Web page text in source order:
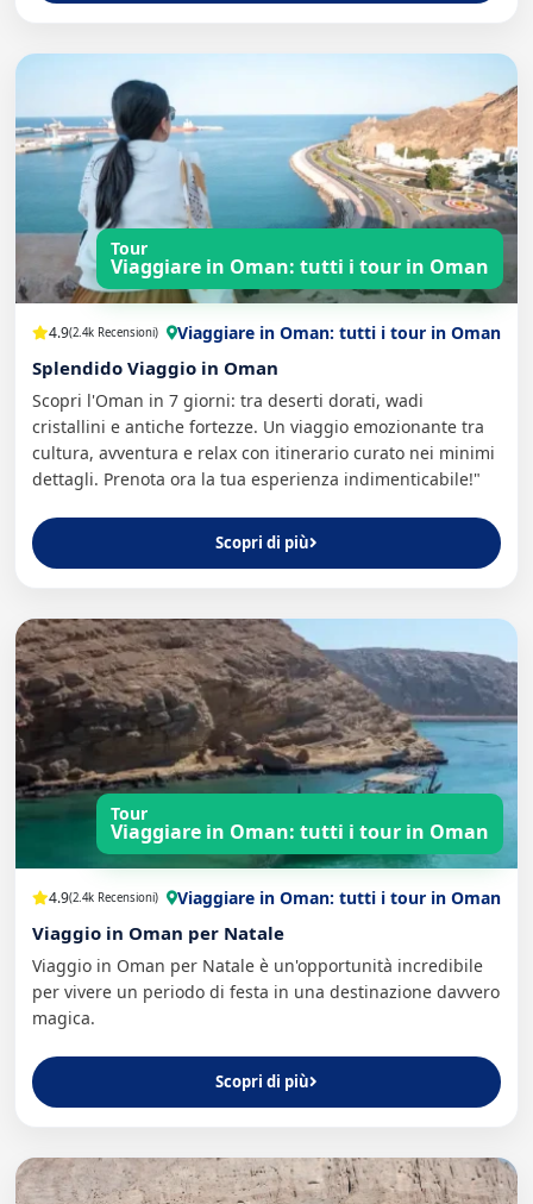
Tour
Viaggiare in Oman: tutti i tour in Oman
4.9(2.4k Recensioni) Viaggiare in Oman: tutti i tour in Oman
Splendido Viaggio in Oman
Scopri l'Oman in 7 giorni: tra deserti dorati, wadi
cristallini e antiche fortezze. Un viaggio emozionante tra
cultura, avventura e relax con itinerario curato nei minimi
dettagli. Prenota ora la tua esperienza indimenticabile!"
Scopri di più
Tour
Viaggiare in Oman: tutti i tour in Oman
4.9(2.4k Recensioni) Viaggiare in Oman: tutti i tour in Oman
Viaggio in Oman per Natale
Viaggio in Oman per Natale è un'opportunità incredibile
per vivere un periodo di festa in una destinazione davvero
magica.
Scopri di più